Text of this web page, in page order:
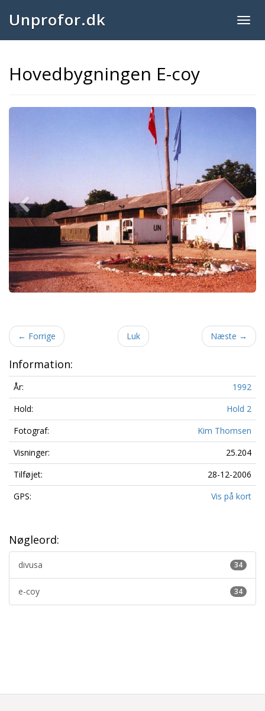
Unprofor.dk
Hovedbygningen E-coy
Previous
← Forrige Luk Næste →
Information:
År:
1992
Hold:
Hold 2
Fotograf:
Kim Thomsen
Visninger:
25.204
Tilføjet:
28-12-2006
GPS:
Vis på kort
Nøgleord:
34
divusa
34
e-coy